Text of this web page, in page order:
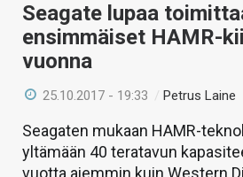
Seagate lupaa
ensimmäiset HAMR-
vuonna
25.10.2017 - 19:33 / Petrus Laine
Seagaten mukaan HAMR-
yltämään 40 teratavun